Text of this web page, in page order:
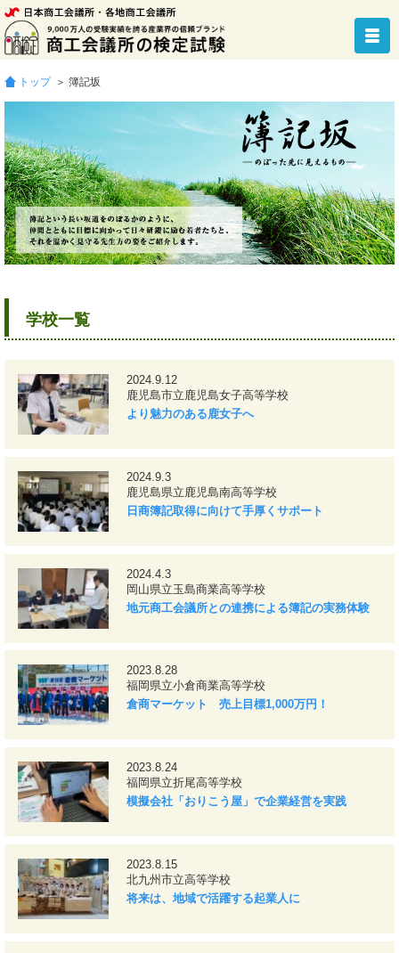
トップ ＞ 簿記坂
学校一覧
2024.9.12
鹿児島市立鹿児島女子高等学校
より魅力のある鹿女子へ
2024.9.3
鹿児島県立鹿児島南高等学校
日商簿記取得に向けて手厚くサポート
2024.4.3
岡山県立玉島商業高等学校
地元商工会議所との連携による簿記の実務体験
2023.8.28
福岡県立小倉商業高等学校
倉商マーケット 売上目標1,000万円！
2023.8.24
福岡県立折尾高等学校
模擬会社「おりこう屋」で企業経営を実践
2023.8.15
北九州市立高等学校
将来は、地域で活躍する起業人に